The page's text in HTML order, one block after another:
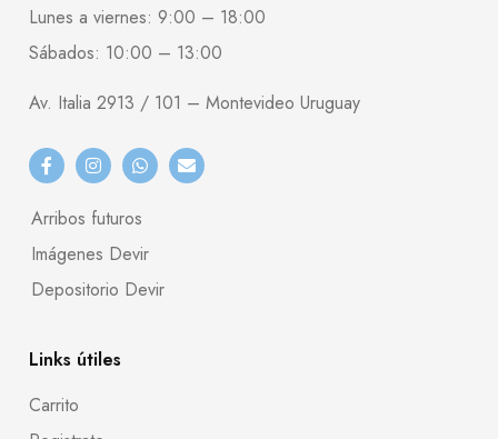
Lunes a viernes: 9:00 – 18:00
Sábados: 10:00 – 13:00
Av. Italia 2913 / 101 – Montevideo Uruguay
Arribos futuros
Imágenes Devir
Depositorio Devir
Links útiles
Carrito